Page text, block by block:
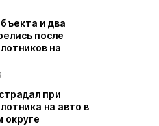
и два
после
на
при
на авто в
округе